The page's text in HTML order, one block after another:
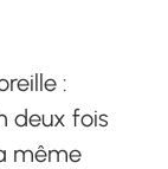
:
deux fois
même